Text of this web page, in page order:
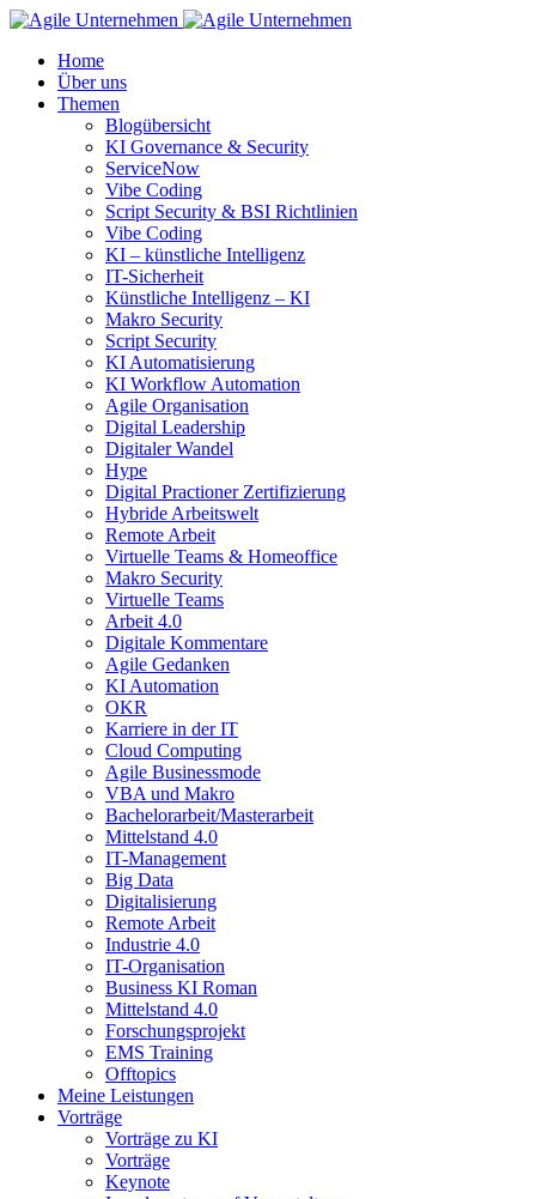
Home
Über uns
Themen
Blogübersicht
KI Governance & Security
ServiceNow
Vibe Coding
Script Security & BSI Richtlinien
Vibe Coding
KI – künstliche Intelligenz
IT-Sicherheit
Künstliche Intelligenz – KI
Makro Security
Script Security
KI Automatisierung
KI Workflow Automation
Agile Organisation
Digital Leadership
Digitaler Wandel
Hype
Digital Practioner Zertifizierung
Hybride Arbeitswelt
Remote Arbeit
Virtuelle Teams & Homeoffice
Makro Security
Virtuelle Teams
Arbeit 4.0
Digitale Kommentare
Agile Gedanken
KI Automation
OKR
Karriere in der IT
Cloud Computing
Agile Businessmode
VBA und Makro
Bachelorarbeit/Masterarbeit
Mittelstand 4.0
IT-Management
Big Data
Digitalisierung
Remote Arbeit
Industrie 4.0
IT-Organisation
Business KI Roman
Mittelstand 4.0
Forschungsprojekt
EMS Training
Offtopics
Meine Leistungen
Vorträge
Vorträge zu KI
Vorträge
Keynote